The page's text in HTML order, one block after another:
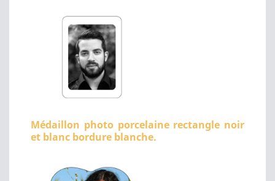
Médaillon photo porcelaine rectangle noir
et blanc bordure blanche.